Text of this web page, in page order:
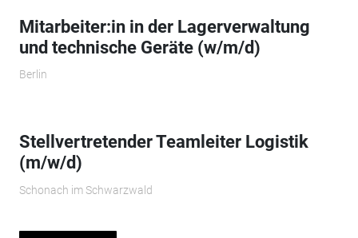
Mitarbeiter:in in der Lagerverwaltung
und technische Geräte (w/m/d)
Berlin
Stellvertretender Teamleiter Logistik
(m/w/d)
Schonach im Schwarzwald